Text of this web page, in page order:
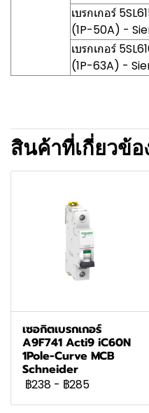
เบรกเกอร์
(1P-50A) -
เบรกเกอร์
(1P-63A) -
สินค้าที่เกี่ยวข้อ
เซอกิตเบรกเกอร์
A9F741 Acti9 iC60N
1Pole-Curve MCB
Schneider
฿238 - ฿285